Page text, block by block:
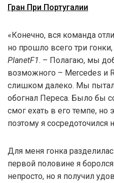
Гран При Португалии
«Конечно, вся команда
но прошло всего три
PlanetF1. – Полагаю, мы
возможного – Mercedes и
слишком далеко. Мы
обогнал Переса. Было бы
смог ехать в его темпе, но
поэтому я сосредоточился
Для меня гонка
первой половине я
непросто, но я получил